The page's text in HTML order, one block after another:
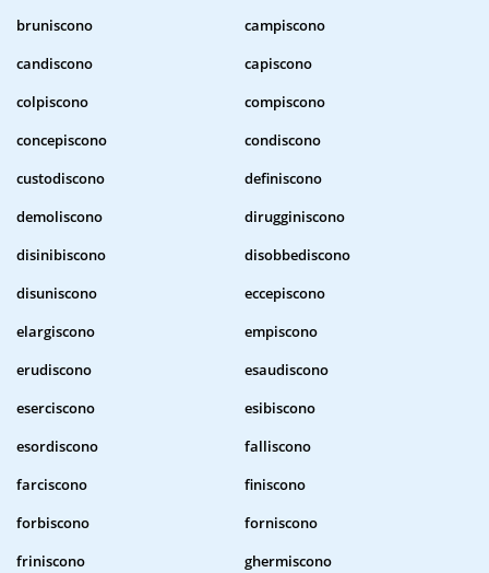
bruniscono
campiscono
candiscono
capiscono
colpiscono
compiscono
concepiscono
condiscono
custodiscono
definiscono
demoliscono
dirugginiscono
disinibiscono
disobbediscono
disuniscono
eccepiscono
elargiscono
empiscono
erudiscono
esaudiscono
eserciscono
esibiscono
esordiscono
falliscono
farciscono
finiscono
forbiscono
forniscono
friniscono
ghermiscono